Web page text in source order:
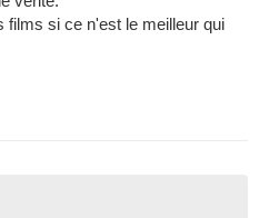
films si ce n'est le meilleur qui